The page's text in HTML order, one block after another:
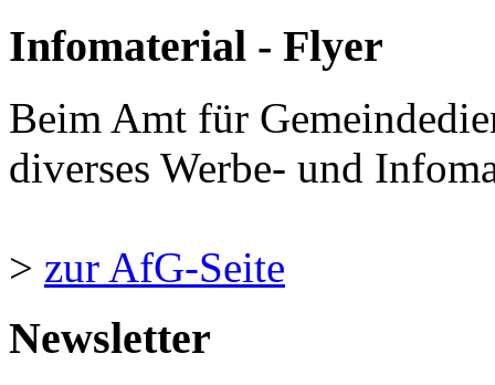
Infomaterial - Flyer
Beim Amt für
diverses Werbe- und
> zur AfG-Seite
Newsletter